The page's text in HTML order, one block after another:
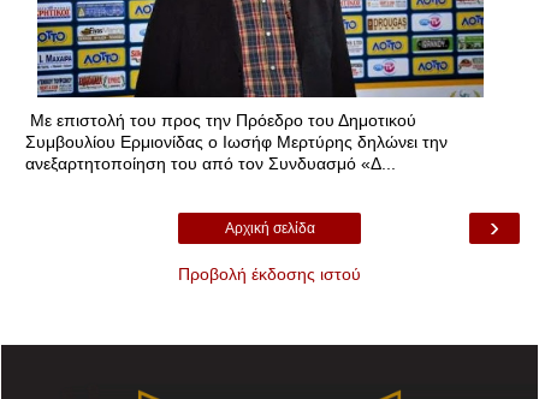
Με επιστολή του προς την Πρόεδρο του Δημοτικού
Συμβουλίου Ερμιονίδας ο Ιωσήφ Μερτύρης δηλώνει την
ανεξαρτητοποίηση του από τον Συνδυασμό «Δ...
›
Αρχική σελίδα
Προβολή έκδοσης ιστού